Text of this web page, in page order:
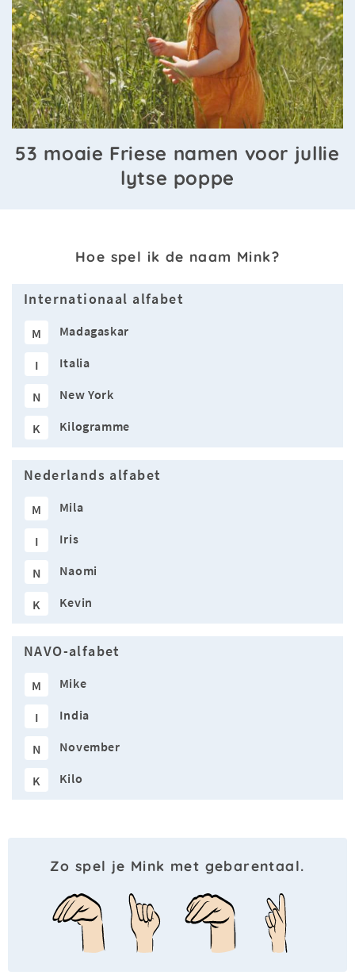
53 moaie Friese namen voor jullie
lytse poppe
Hoe spel ik de naam Mink?
Internationaal alfabet
M Madagaskar
I Italia
N New York
K Kilogramme
Nederlands alfabet
M Mila
I Iris
N Naomi
K Kevin
NAVO-alfabet
M Mike
I India
N November
K Kilo
Zo spel je Mink met gebarentaal.